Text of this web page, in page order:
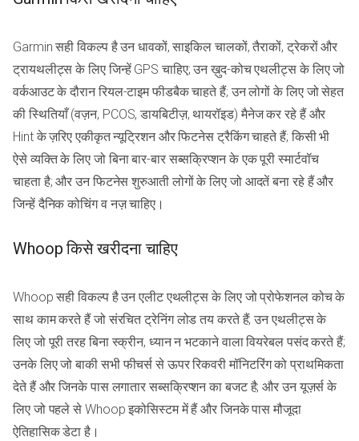
Garmin सही विकल्प है उन धावकों, साइकिल चालकों, तैराकों, ट्रेकरों और
ट्रायथलीट्स के लिए जिन्हें GPS चाहिए; उन ख़ुद-कोच एथलीट्स के लिए जो
वर्कआउट के दौरान रियल-टाइम फीडबैक चाहते हैं; उन लोगों के लिए जो सेहत
की स्थितियाँ (वज़न, PCOS, डायबिटीज़, थायरॉइड) मैनेज कर रहे हैं और
Hint के ज़रिए एकीकृत न्यूट्रिशन और फिटनेस ट्रैकिंग चाहते हैं; किसी भी
ऐसे व्यक्ति के लिए जो बिना बार-बार सब्सक्रिप्शन के एक पूरी स्मार्टवॉच
चाहता है; और उन फिटनेस शुरुआती लोगों के लिए जो आदतें बना रहे हैं और
जिन्हें दैनिक कोचिंग व नज़ चाहिए।
Whoop किसे खरीदना चाहिए
Whoop सही विकल्प है उन एलीट एथलीट्स के लिए जो प्रोफेशनल कोच के
साथ काम करते हैं जो संरचित ट्रेनिंग लोड तय करते हैं; उन एथलीट्स के
लिए जो पूरी तरह बिना स्क्रीन, ध्यान न भटकाने वाला वियरेबल पसंद करते हैं;
उनके लिए जो बाकी सभी फीचर्स से ऊपर रिकवरी मॉनिटरिंग को प्राथमिकता
देते हैं और जिनके पास लगातार सब्सक्रिप्शन का बजट है; और उन यूज़र्स के
लिए जो पहले से Whoop इकोसिस्टम में हैं और जिनके पास मौजूदा
ऐतिहासिक डेटा है।